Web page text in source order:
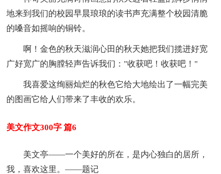
地来到我们的校园早晨琅琅的读书声充满整个校园清脆
的嗓音如摇响的铜铃。
啊！金色的秋天滋润心田的秋天她把我们揽进好宽
广好宽广的胸膛轻声告诉我们："收获吧！收获吧！"
我喜爱这绚丽灿烂的秋色它给大地绘出了一幅完美
的图画它给人们带来了丰收的欢乐。
美文作文300字 篇6
美文亭——一个美好的所在，是内心独白的居所，
我，喜欢这里。——题记